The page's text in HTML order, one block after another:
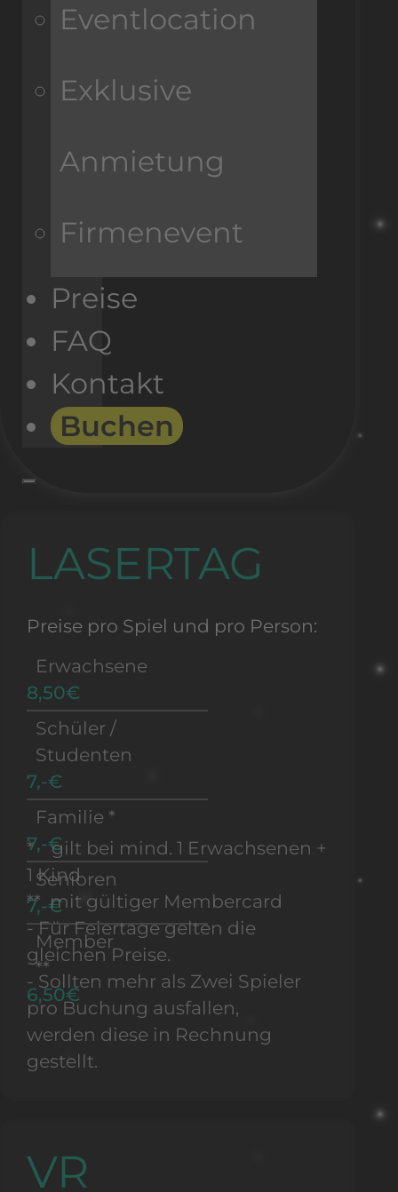
Eventlocation
Exklusive
Anmietung
Firmenevent
Preise
FAQ
Kontakt
Buchen
LASERTAG
Preise pro Spiel und pro Person:
Erwachsene
8,50€
Schüler /
Studenten
7,-€
Familie *
7,-€
Senioren
7,-€
Member
**
6,50€
* gilt bei mind. 1 Erwachsenen +
1 Kind
** mit gültiger Membercard
- Für Feiertage gelten die
gleichen Preise.
- Sollten mehr als Zwei Spieler
pro Buchung ausfallen,
werden diese in Rechnung
gestellt.
VR